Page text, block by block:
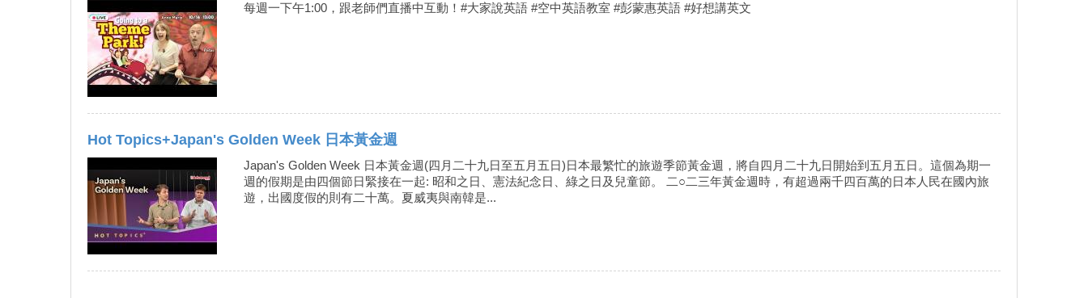
每週一下午1:00，跟老師們直播中互動！#大家說英語 #空中英語教室 #彭蒙惠英語 #好想講英文
Hot Topics+Japan's Golden Week 日本黃金週
Japan's Golden Week 日本黃金週(四月二十九日至五月五日)日本最繁忙的旅遊季節黃金週，將自四月二十九日開始到五月五日。這個為期一
週的假期是由四個節日緊接在一起: 昭和之日、憲法紀念日、綠之日及兒童節。 二○二三年黃金週時，有超過兩千四百萬的日本人民在國內旅
遊，出國度假的則有二十萬。夏威夷與南韓是...